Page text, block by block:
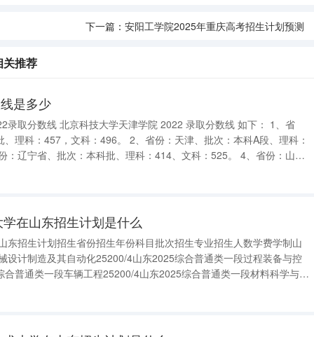
下一篇： 安阳工学院2025年重庆高考招生计划预测
关推荐
是多少
录取分数线 如下： 1、省
496。 2、省份：天津、批次：本科A段、理科：
在山东招生计划是什么
东招生计划招生省份招生年份科目批次招生专业招生人数学费学制山
设计制造及其自动化25200/4山东2025综合普通类一段过程装备与控
普通类一段车辆工程25200/4山东2025综合普通类一段材料科学与工